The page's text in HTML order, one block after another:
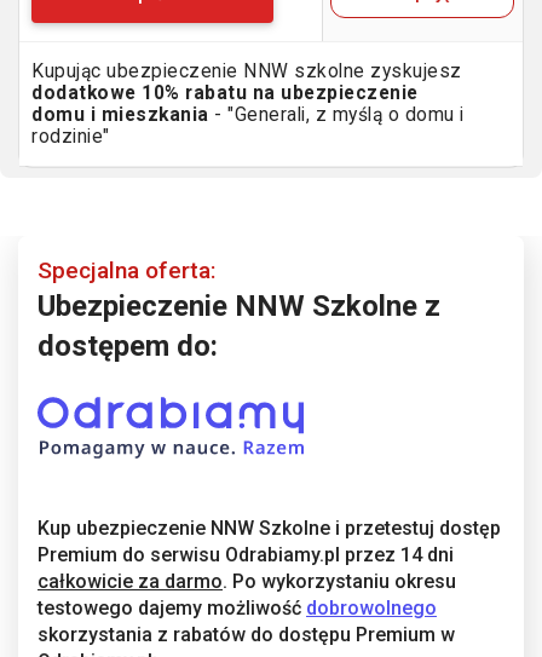
Kupując ubezpieczenie NNW szkolne zyskujesz
dodatkowe 10% rabatu na ubezpieczenie
domu i mieszkania - "Generali, z myślą o domu i
rodzinie"
Specjalna oferta:
Ubezpieczenie NNW Szkolne z
dostępem do:
Kup ubezpieczenie NNW Szkolne i przetestuj dostęp
Premium do serwisu Odrabiamy.pl przez 14 dni
całkowicie za darmo. Po wykorzystaniu okresu
testowego dajemy możliwość dobrowolnego
skorzystania z rabatów do dostępu Premium w